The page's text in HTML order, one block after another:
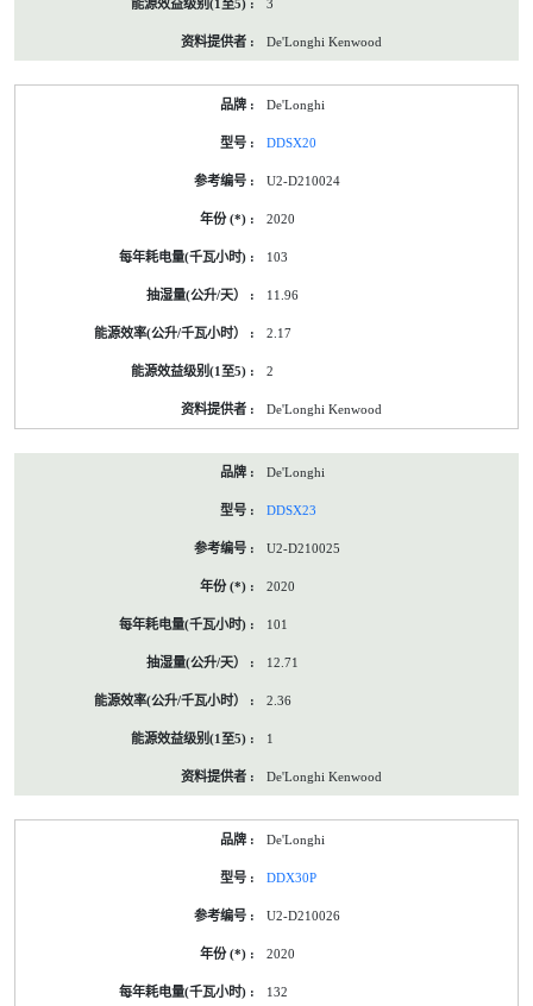
3
De'Longhi Kenwood
De'Longhi
DDSX20
U2-D210024
2020
103
11.96
2.17
2
De'Longhi Kenwood
De'Longhi
DDSX23
U2-D210025
2020
101
12.71
2.36
1
De'Longhi Kenwood
De'Longhi
DDX30P
U2-D210026
2020
132